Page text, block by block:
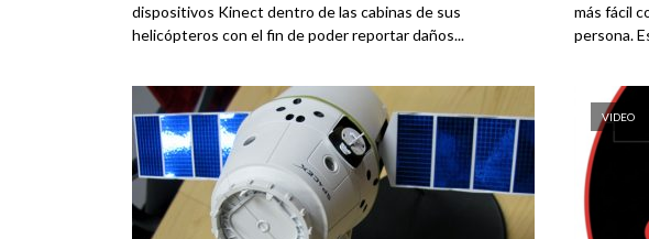
dispositivos Kinect dentro de las cabinas de sus
helicópteros con el fin de poder reportar daños...
más fácil
persona.
VIDEO